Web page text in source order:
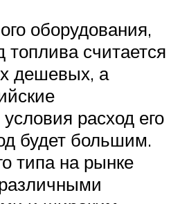
оборудования,
топлива считается
дешевых, а
расход его
будет большим.
типа на рынке